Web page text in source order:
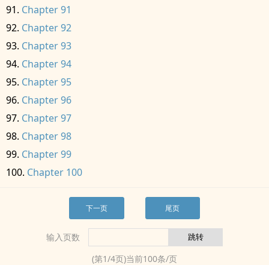
Chapter 91
Chapter 92
Chapter 93
Chapter 94
Chapter 95
Chapter 96
Chapter 97
Chapter 98
Chapter 99
Chapter 100
下一页 尾页
输入页数
(第1/4页)当前100条/页